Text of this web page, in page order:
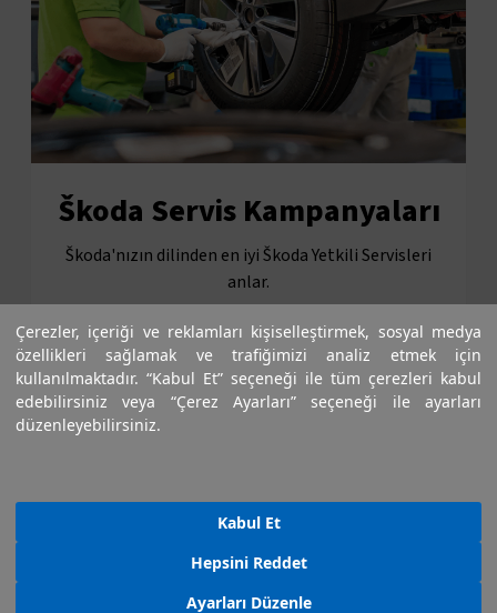
Çerezler, içeriği ve reklamları kişiselleştirmek, sosyal medya
özellikleri sağlamak ve trafiğimizi analiz etmek için
kullanılmaktadır. “Kabul Et” seçeneği ile tüm çerezleri kabul
edebilirsiniz veya “Çerez Ayarları” seçeneği ile ayarları
düzenleyebilirsiniz.
Ayarları Düzenle
Hepsini Reddet
Kabul Et
Škoda Servis Kampanyaları
Škoda'nızın dilinden en iyi Škoda Yetkili Servisleri
anlar.
KAMPANYA DETAYI